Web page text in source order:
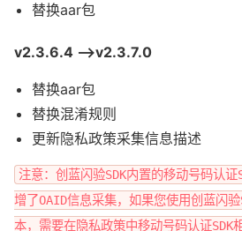
替换aar包
v2.3.6.4 -->v2.3.7.0
替换aar包
替换混淆规则
更新隐私政策采集信息描述
注意：创蓝闪验SDK内置的移动号码认
增了OAID信息采集，如果您使用创蓝闪
本，需要在隐私政策中移动号码认证SDK